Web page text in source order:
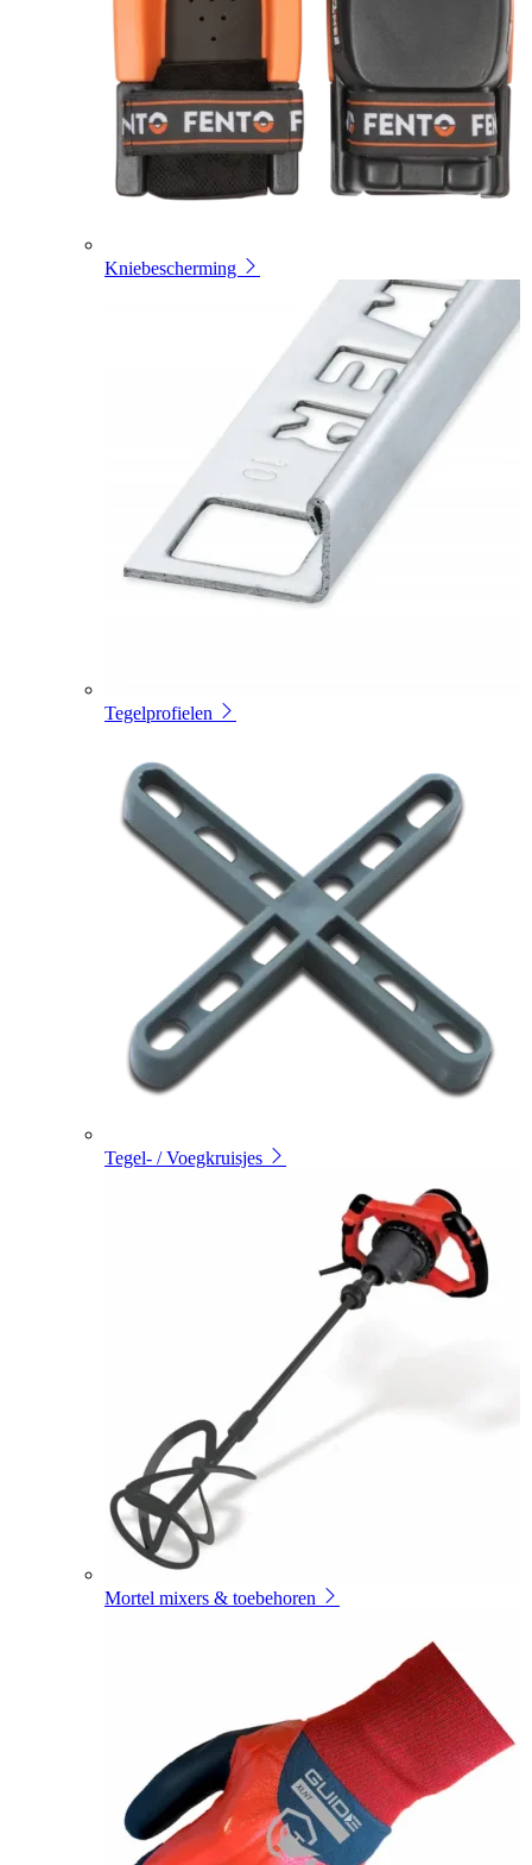
Kniebescherming
Tegelprofielen
Tegel- / Voegkruisjes
Mortel mixers & toebehoren